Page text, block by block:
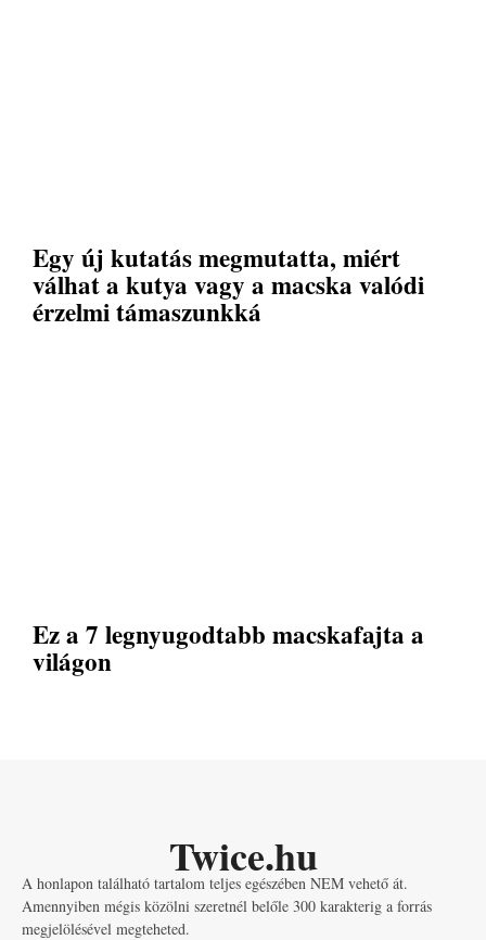
Egy új kutatás megmutatta, miért
válhat a kutya vagy a macska valódi
érzelmi támaszunkká
Ez a 7 legnyugodtabb macskafajta a
világon
Twice.hu
A honlapon található tartalom teljes egészében NEM vehető át.
Amennyiben mégis közölni szeretnél belőle 300 karakterig a forrás
megjelölésével megteheted.